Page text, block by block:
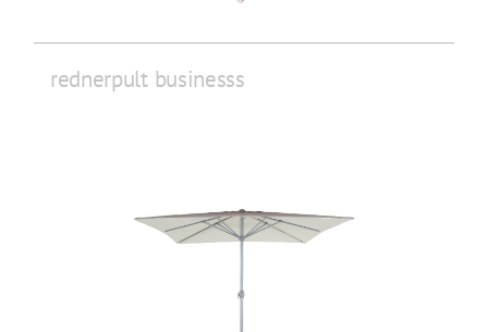
rednerpult businesss